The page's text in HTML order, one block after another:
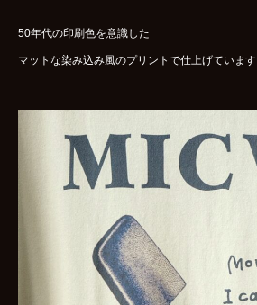
50年代の印刷色を意識した
マットな染み込み風のプリントで仕上げています